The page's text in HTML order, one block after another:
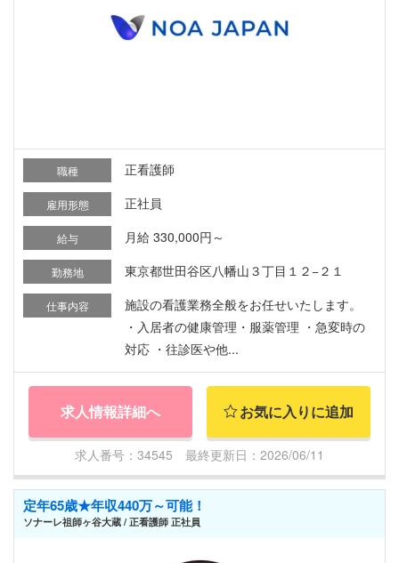
職種 正看護師
雇用形態 正社員
給与 月給 330,000円～
勤務地 東京都世田谷区八幡山３丁目１２−２１
仕事内容
施設の看護業務全般をお任せいたします。
・入居者の健康管理・服薬管理 ・急変時の
対応 ・往診医や他...
求人情報詳細へ お気に入りに追加
求人番号：34545 最終更新日：2026/06/11
定年65歳★年収440万～可能！
ソナーレ祖師ヶ谷大蔵 / 正看護師 正社員